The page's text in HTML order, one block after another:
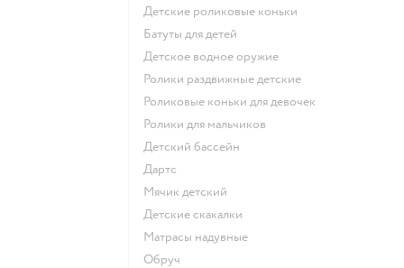
Детские роликовые коньки
Батуты для детей
Детское водное оружие
Ролики раздвижные детские
Роликовые коньки для девочек
Ролики для мальчиков
Детский бассейн
Дартс
Мячик детский
Детские скакалки
Матрасы надувные
Обруч